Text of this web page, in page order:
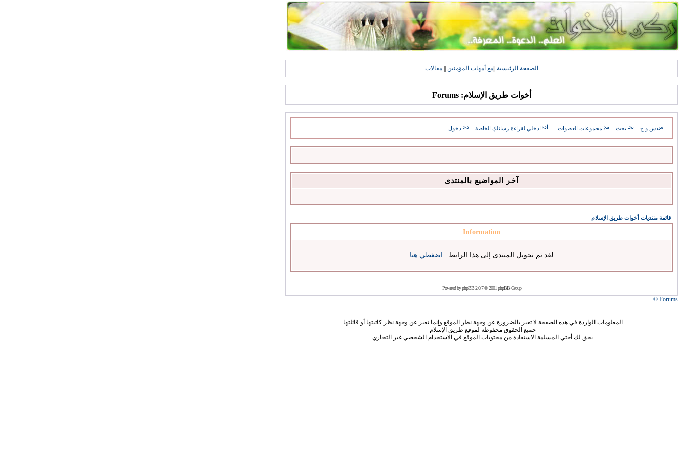
الصفحة الرئيسية مع أمهات المؤمنين مقالات
أخوات طريق الإسلام: Forums
س و ج بحث مجموعات العضوات ادخلي لقراءة رسائلكِ الخاصة دخول
آخر المواضيع بالمنتدى
قائمة منتديات أخوات طريق الإسلام
Information
لقد تم تحويل المنتدى إلى هذا الرابط : اضغطي هنا
Powered byphpBB2.0.7 © 2001 phpBB Group
Forums ©
المعلومات الواردة في هذه الصفحة لا تعبر بالضرورة عن وجهة نظر الموقع وإنما تعبر عن وجهة نظر كاتبتها أو قائلتها
جميع الحقوق محفوظة لموقع طريق الإسلام
يحق لك أختي المسلمة الاستفادة من محتويات الموقع في الاستخدام الشخصي غير التجاري